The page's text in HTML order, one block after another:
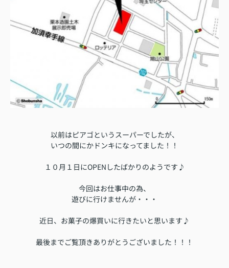
以前はピアゴというスーパーでしたが、
いつの間にかドンキになってました！！
１０月１日にOPENしたばかりのようです♪
今回はお仕事中の為、
遊びに行けませんが・・・
近日、お菓子の爆買いに行きたいと思います♪
最後までご覧頂きありがとうございました！！！